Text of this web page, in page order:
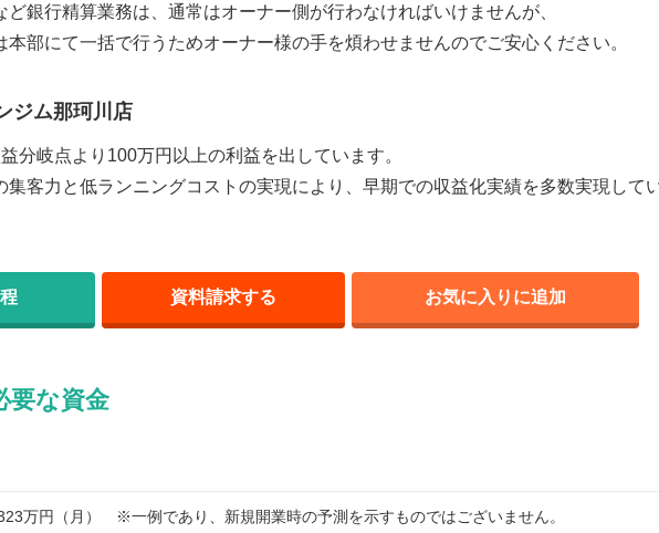
銀行精算業務は、通常はオーナー側が行わなければいけませんが、
本部にて一括で行うためオーナー様の手を煩わせませんのでご安心ください。
ジム那珂川店
分岐点より100万円以上の利益を出しています。
集客力と低ランニングコストの実現により、早期での収益化実績を多数実現して
資料請求する お気に入りに追加
要な資金
万円（月） ※一例であり、新規開業時の予測を示すものではございません。